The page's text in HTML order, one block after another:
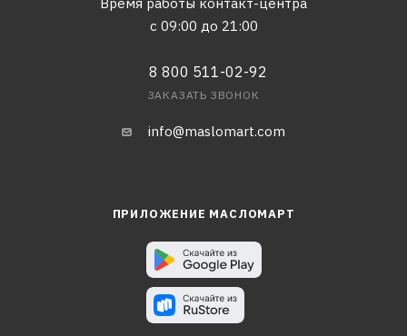
с 09:00 до 21:00
8 800 511-02-92
ЗАКАЗАТЬ ЗВОНОК
info@maslomart.com
ПРИЛОЖЕНИЕ МАСЛОМАРТ